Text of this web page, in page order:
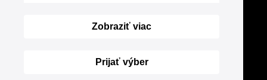
Zobraziť viac
Prijať výber